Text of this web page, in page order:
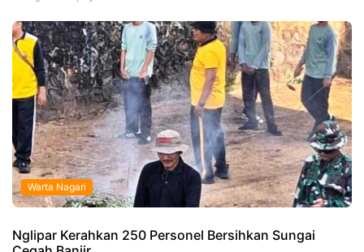
Warta Nagari
Nglipar Kerahkan 250 Personel Bersihkan Sungai